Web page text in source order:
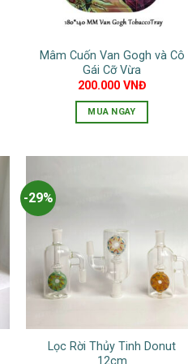
Mâm Cuốn Van Gogh và Cô
Gái Cỡ Vừa
200.000 VNĐ
MUA NGAY
-29%
Lọc Rời Thủy Tinh Donut
12cm